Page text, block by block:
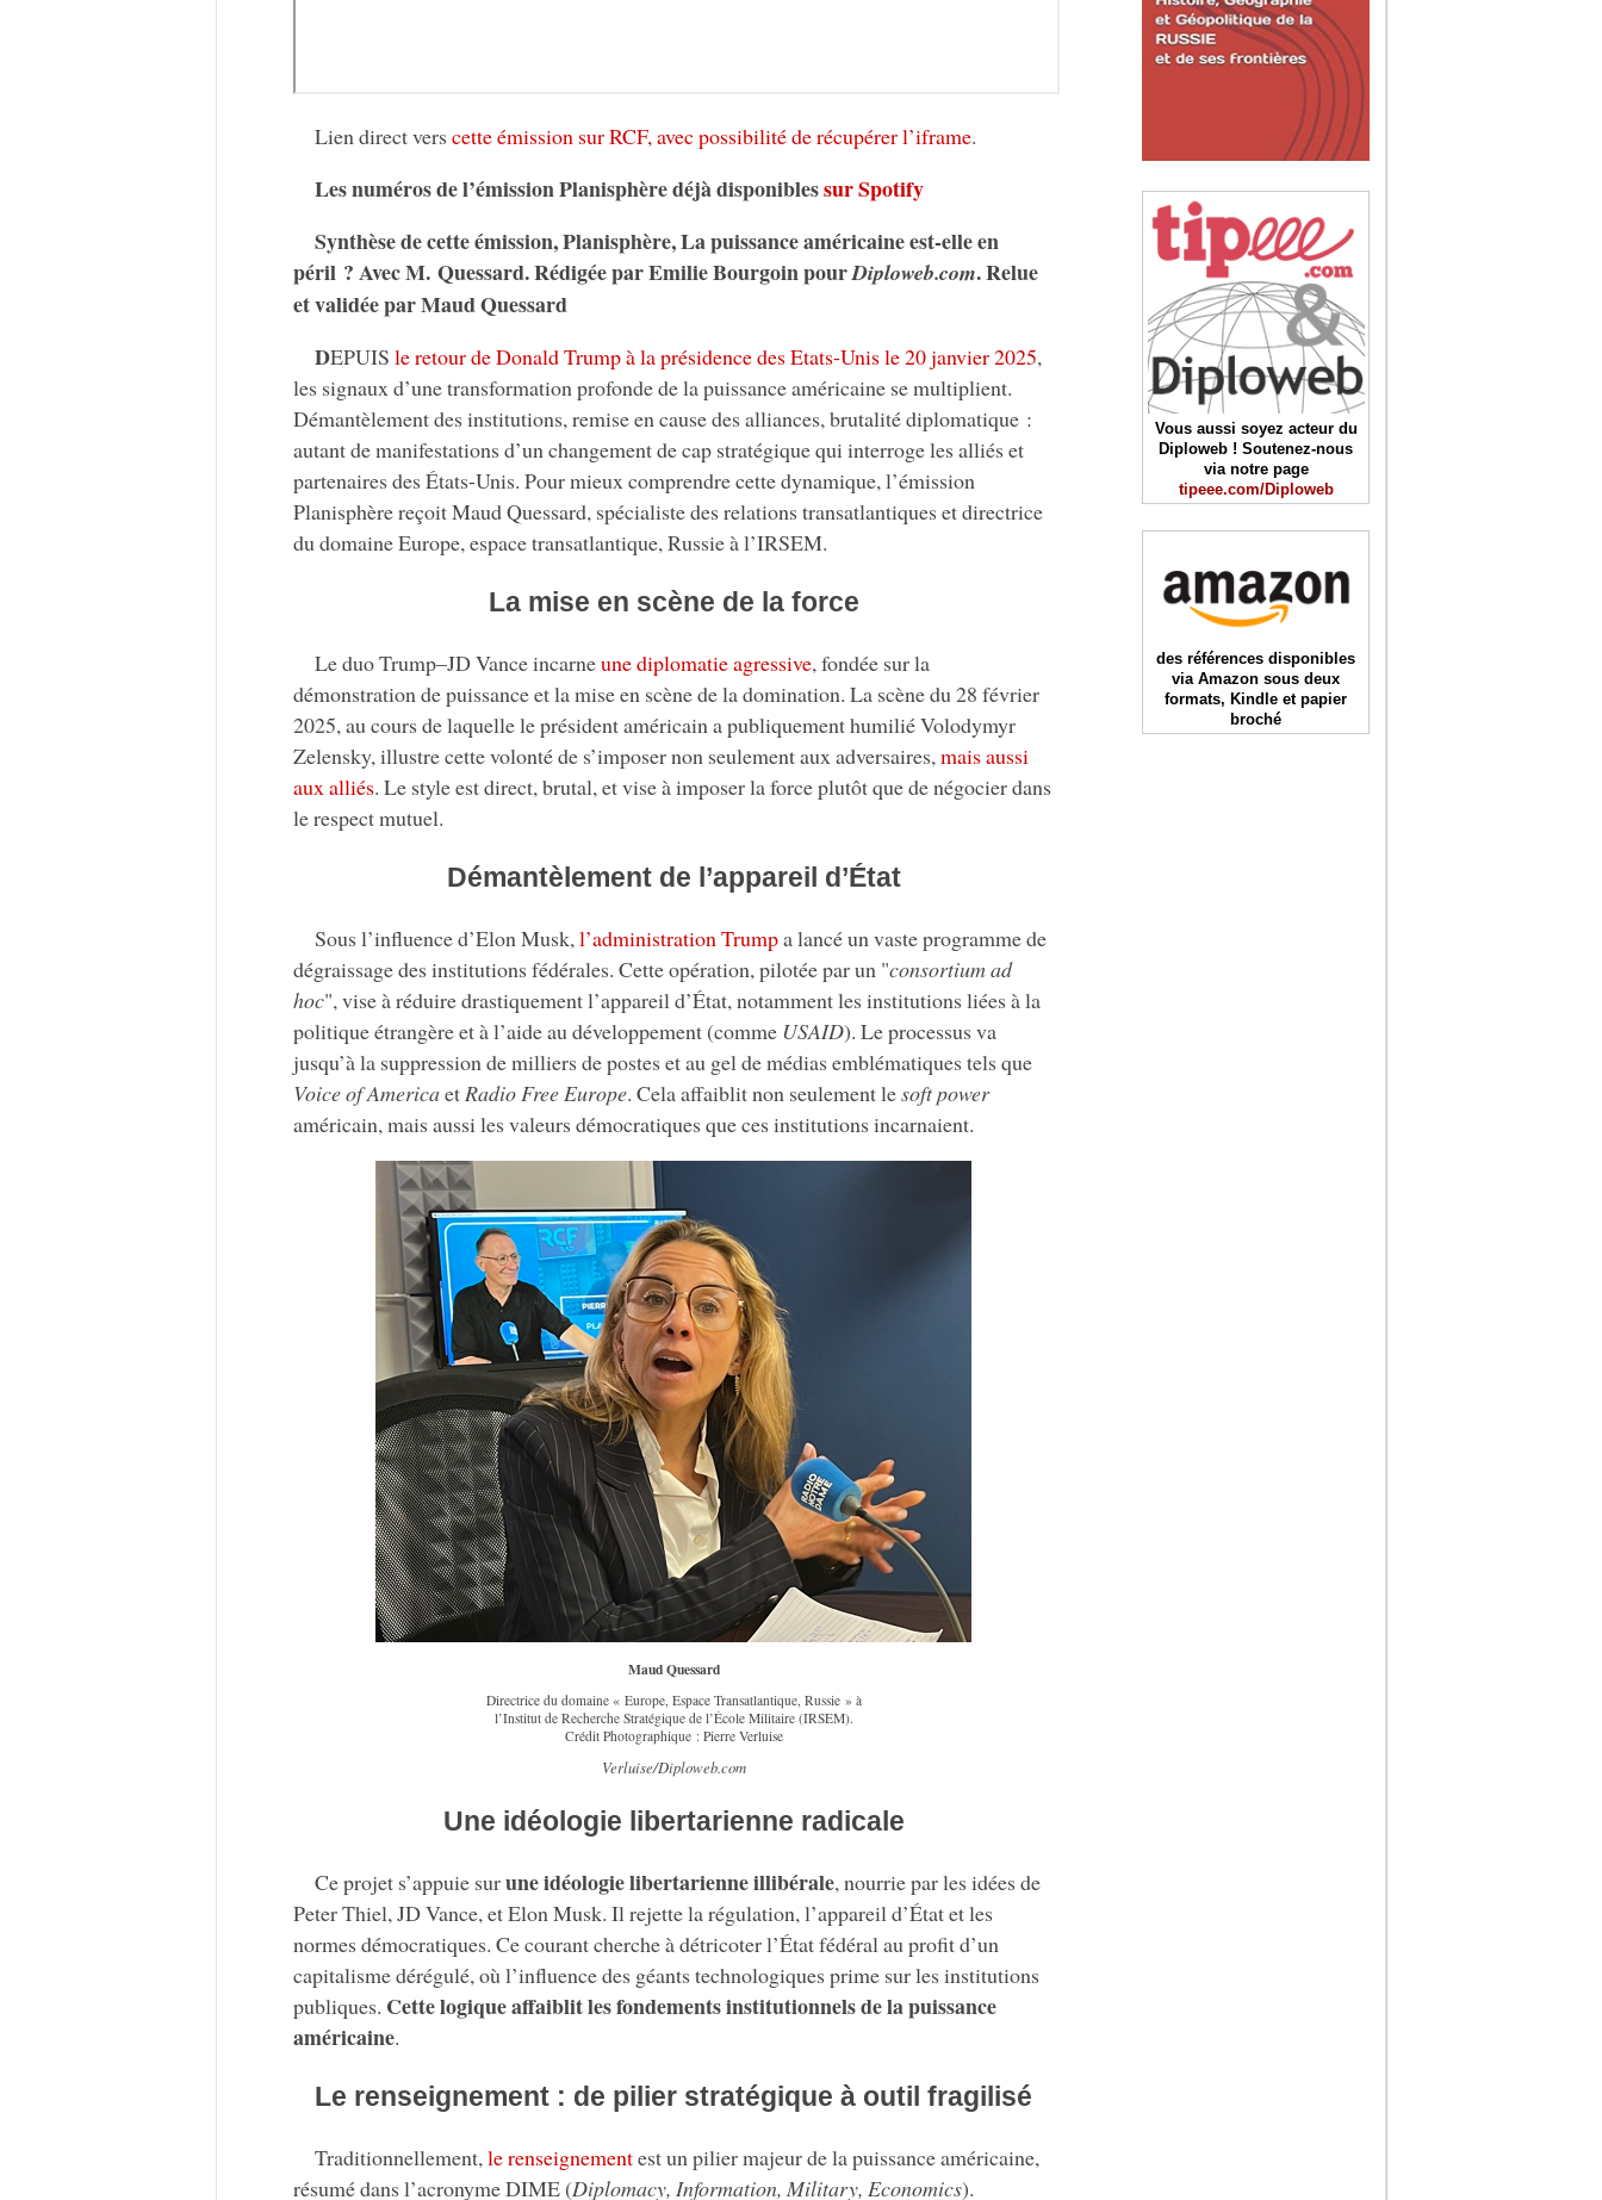
Lien direct vers cette émission sur RCF, avec possibilité de récupérer l’iframe.
Les numéros de l’émission Planisphère déjà disponiblessur Spotify
Synthèse de cette émission, Planisphère, La puissance américaine est-elle en
péril ? Avec M. Quessard. Rédigée par Emilie Bourgoin pourDiploweb.com. Relue
et validée par Maud Quessard
DEPUIS le retour de Donald Trump à la présidence des Etats-Unis le 20 janvier 2025,
les signaux d’une transformation profonde de la puissance américaine se multiplient.
Démantèlement des institutions, remise en cause des alliances, brutalité diplomatique :
autant de manifestations d’un changement de cap stratégique qui interroge les alliés et
partenaires des États-Unis. Pour mieux comprendre cette dynamique, l’émission
Planisphère reçoit Maud Quessard, spécialiste des relations transatlantiques et directrice
du domaine Europe, espace transatlantique, Russie à l’IRSEM.
La mise en scène de la force
Le duo Trump–JD Vance incarneune diplomatie agressive, fondée sur la
démonstration de puissance et la mise en scène de la domination. La scène du 28 février
2025, au cours de laquelle le président américain a publiquement humilié Volodymyr
Zelensky, illustre cette volonté de s’imposer non seulement aux adversaires,mais aussi
aux alliés. Le style est direct, brutal, et vise à imposer la force plutôt que de négocier dans
le respect mutuel.
Démantèlement de l’appareil d’État
Sous l’influence d’Elon Musk,l’administration Trumpa lancé un vaste programme de
dégraissage des institutions fédérales. Cette opération, pilotée par un "consortium ad
hoc", vise à réduire drastiquement l’appareil d’État, notamment les institutions liées à la
politique étrangère et à l’aide au développement (comme USAID). Le processus va
jusqu’à la suppression de milliers de postes et au gel de médias emblématiques tels que
Voice of AmericaetRadio Free Europe. Cela affaiblit non seulement lesoft power
américain, mais aussi les valeurs démocratiques que ces institutions incarnaient.
Maud Quessard
Directrice du domaine « Europe, Espace Transatlantique, Russie » à
l’Institut de Recherche Stratégique de l’École Militaire (IRSEM).
Crédit Photographique : Pierre Verluise
Verluise/Diploweb.com
Une idéologie libertarienne radicale
Ce projet s’appuie surune idéologie libertarienne illibérale, nourrie par les idées de
Peter Thiel, JD Vance, et Elon Musk. Il rejette la régulation, l’appareil d’État et les
normes démocratiques. Ce courant cherche à détricoter l’État fédéral au profit d’un
capitalisme dérégulé, où l’influence des géants technologiques prime sur les institutions
publiques. Cette logique affaiblit les fondements institutionnels de la puissance
américaine.
Le renseignement : de pilier stratégique à outil fragilisé
Traditionnellement,le renseignementest un pilier majeur de la puissance américaine,
résumé dans l’acronyme DIME (Diplomacy, Information, Military, Economics).
Vous aussi soyez acteur du
Diploweb ! Soutenez-nous
via notre page
tipeee.com/Diploweb
des références disponibles
via Amazon sous deux
formats, Kindle et papier
broché